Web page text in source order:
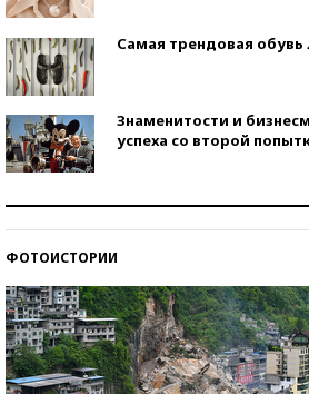
Самая трендовая обувь
Знаменитости и
успеха со второй
ФОТОИСТОРИИ